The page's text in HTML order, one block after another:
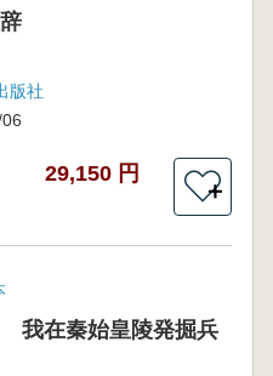
版社
29,150 円
＋
我在秦始皇陵発掘兵